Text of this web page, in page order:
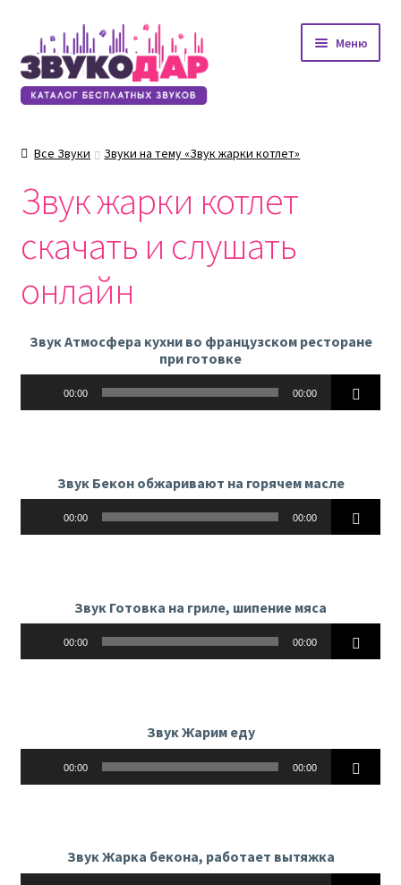
Перейти
к
навигации
Перейти
к
содержимому
Меню
Все Звуки Звуки на тему «Звук жарки котлет»
Звук жарки котлет
скачать и слушать
онлайн
Звук Атмосфера кухни во французском ресторане
при готовке
00:00 00:00
Звук Бекон обжаривают на горячем масле
00:00 00:00
Звук Готовка на гриле, шипение мяса
00:00 00:00
Звук Жарим еду
00:00 00:00
Звук Жарка бекона, работает вытяжка